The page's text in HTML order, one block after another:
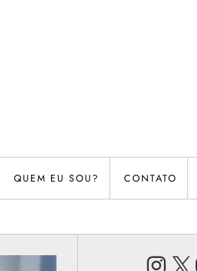
QUEM EU SOU? CONTATO